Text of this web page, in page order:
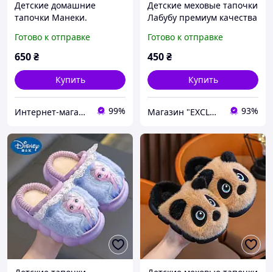
Детские домашние
тапочки Манеки.
детей розовые 29-30
размер (18.5 см)
Готово к отправке
650₴
Купить
Интернет-магазин «Сокровища Востока» — качественные товары из Японии и Кореи 99%
Детские меховые тапочки
Лабубу премиум качества
Готово к отправке
450₴
Купить
Магазин "EXCLUSIVE" - Оригинальные Подарки Для Всех 93%